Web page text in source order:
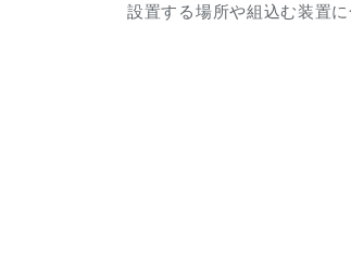
設置する場所や組込む装置